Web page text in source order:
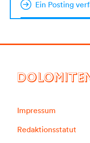
Ein Posting
Impressum
Redaktionsstatut